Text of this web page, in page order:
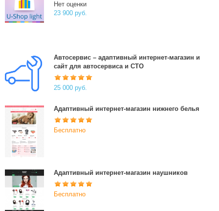
Нет оценки
23 900 руб.
Автосервис – адаптивный интернет-магазин и
сайт для автосервиса и СТО
25 000 руб.
Адаптивный интернет-магазин нижнего белья
Бесплатно
Адаптивный интернет-магазин наушников
Бесплатно